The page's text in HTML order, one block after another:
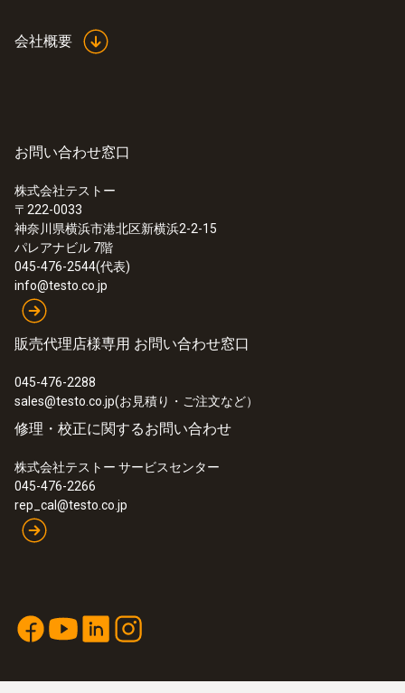
外形寸法
40 X 30 X 30 mm (LxWxH)
ハウジング
プラスチック
Product colour
:0632 3340
testo 340 - 多成分燃焼排ガス分析計
会社概要
お問い合わせ窓口
株式会社テストー
〒222-0033
神奈川県横浜市港北区新横浜2-2-15
パレアナビル 7階
045-476-2544(代表)
info@testo.co.jp
販売代理店様専用 お問い合わせ窓口
045-476-2288
sales@testo.co.jp(お見積り・ご注文など）
修理・校正に関するお問い合わせ
株式会社テストー サービスセンター
045-476-2266
rep_cal@testo.co.jp